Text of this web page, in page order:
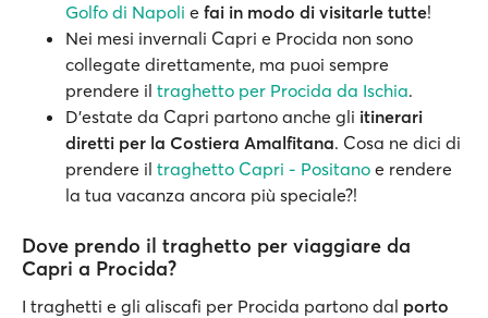
Golfo di Napoli e fai in modo di visitarle tutte!
Nei mesi invernali Capri e Procida non sono
collegate direttamente, ma puoi sempre
prendere il traghetto per Procida da Ischia.
D’estate da Capri partono anche gli itinerari
diretti per la Costiera Amalfitana. Cosa ne dici di
prendere il traghetto Capri - Positano e rendere
la tua vacanza ancora più speciale?!
Dove prendo il traghetto per viaggiare da
Capri a Procida?
I traghetti e gli aliscafi per Procida partono dal porto